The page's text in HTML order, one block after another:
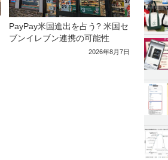
PayPay米国進出を占う? 米国セ
ブンイレブン連携の可能性
2026年8月7日